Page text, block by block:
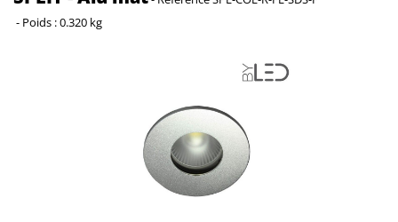
- Poids :0.320 kg